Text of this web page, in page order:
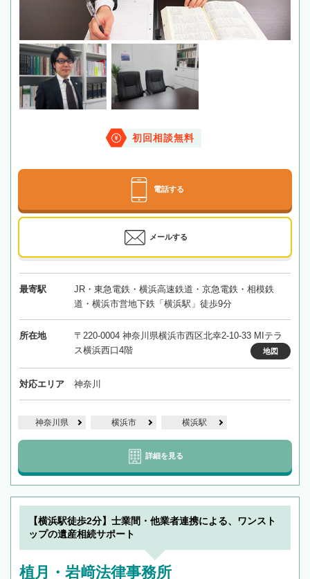
初回相談無料
電話する
メールする
最寄駅
JR・東急電鉄・横浜高速鉄道・京急電鉄・相模鉄
道・横浜市営地下鉄「横浜駅」徒歩9分
所在地
〒220-0004 神奈川県横浜市西区北幸2-10-33 MIテラ
ス横浜西口4階
地図
対応エリア 神奈川
神奈川県 横浜市 横浜駅
詳細を見る
【横浜駅徒歩2分】士業間・他業者連携による、ワンスト
ップの遺産相続サポート
植月・岩﨑法律事務所